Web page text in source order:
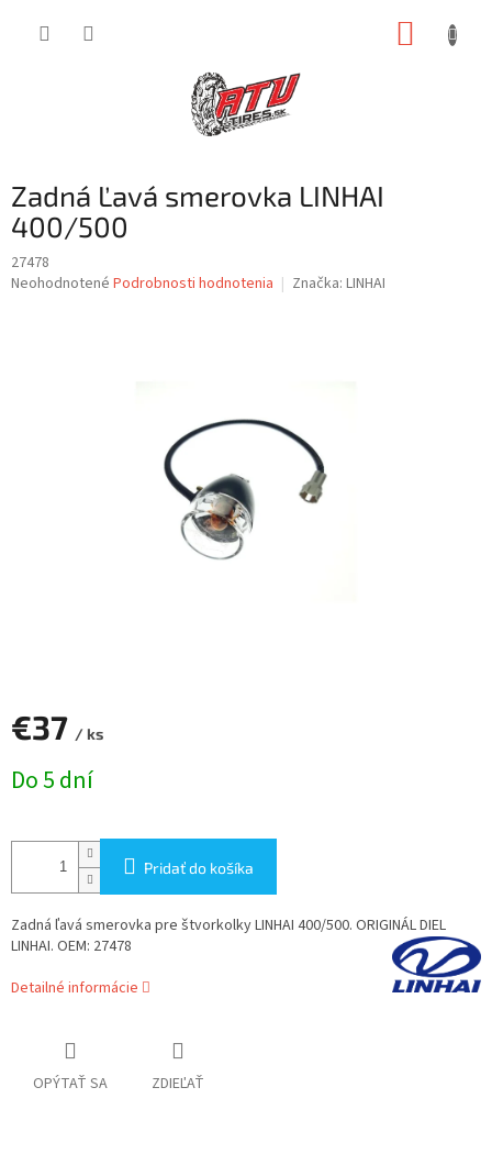
Zadná Ľavá smerovka LINHAI
400/500
27478
Priemerné
Neohodnotené Podrobnosti hodnotenia Značka: LINHAI
€37 / ks
cena:
Do 5 dní
Pridať do košíka
Zadná ľavá smerovka pre štvorkolky LINHAI 400/500. ORIGINÁL DIEL
LINHAI. OEM: 27478
Detailné informácie
OPÝTAŤ SA ZDIEĽAŤ